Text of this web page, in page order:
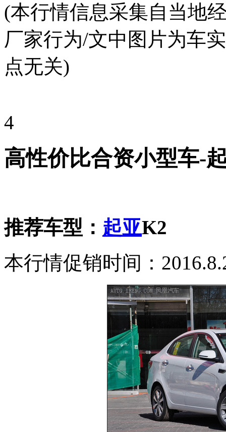
(本行情信息采集自当地
厂家行为/文中图片为车
点无关)
4
高性价比合资小型车-
推荐车型： 起亚K2
本行情促销时间：